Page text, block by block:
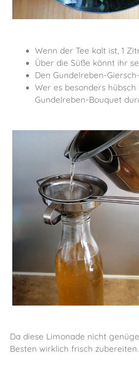
Wenn der Tee kalt ist, 1
Über die Süße könnt ihr
Den Gundelreben-
Wer es besonders
Gundelreben-Bouquet
Da diese Limonade nicht
Besten wirklich frisch zubereiten.